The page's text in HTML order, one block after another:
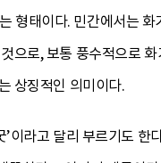
형태이다. 민간에서는
으로, 보통 풍수적으로
상징적인 의미이다.
이라고 달리 부르기도 한